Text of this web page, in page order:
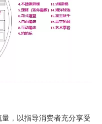
，以指导消费者充分享受